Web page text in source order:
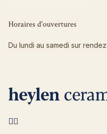
Horaires d'ouvertures
Du lundi au samedi sur